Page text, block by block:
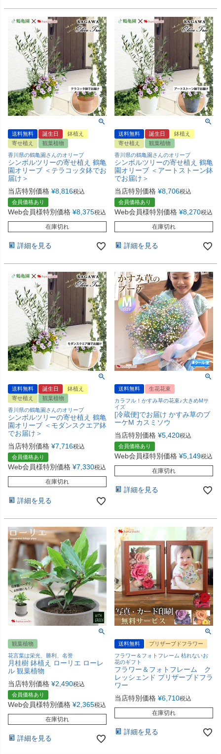
送料無料 誕生日
鉢植え
寄せ植え
観葉植物
香川県の鶴亀園さんのオリーブ
シンボルツリーの寄せ植え 鶴亀
園オリーブ ＜テラコッタ鉢でお
届け＞
当店特別価格 ¥8,816税込
会員価格あり
Web会員様特別価格 ¥8,375税込
在庫切れ
詳細を見る
送料無料 誕生日
鉢植え
寄せ植え
観葉植物
香川県の鶴亀園さんのオリーブ
シンボルツリーの寄せ植え 鶴亀
園オリーブ ＜アートストーン鉢
でお届け＞
当店特別価格 ¥8,706税込
会員価格あり
Web会員様特別価格 ¥8,270税込
在庫切れ
詳細を見る
送料無料 誕生日
鉢植え
寄せ植え
観葉植物
香川県の鶴亀園さんのオリーブ
シンボルツリーの寄せ植え 鶴亀
園オリーブ ＜モダンスクエア鉢
でお届け＞
当店特別価格 ¥7,716税込
会員価格あり
Web会員様特別価格 ¥7,330税込
在庫切れ
詳細を見る
送料無料
生花花束
カラフル！かすみ草の花束♪大きめMサ
イズ
[冷蔵便]でお届け かすみ草のブ
ーケM カスミソウ
当店特別価格 ¥5,420税込
会員価格あり
Web会員様特別価格 ¥5,149税込
在庫切れ
詳細を見る
観葉植物
花言葉は栄光、勝利、名誉
月桂樹 鉢植え ローリエ ローレ
ル 観葉植物
当店特別価格 ¥2,490税込
会員価格あり
Web会員様特別価格 ¥2,365税込
在庫切れ
詳細を見る
送料無料
プリザーブドフラワー
フラワー＆フォトフレーム 枯れないお
花のギフト
フラワー＆フォトフレーム ク
レッシェンド プリザーブドフラ
ワー
当店特別価格 ¥6,710税込
在庫切れ
詳細を見る